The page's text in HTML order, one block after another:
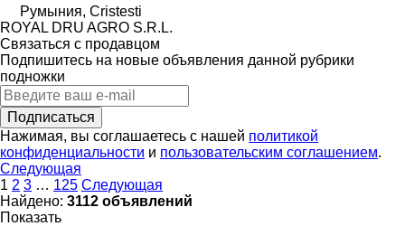
Румыния, Cristesti
ROYAL DRU AGRO S.R.L.
Связаться с продавцом
Подпишитесь на новые объявления данной рубрики
подножки
Подписаться
Нажимая, вы соглашаетесь с нашей политикой
конфиденциальности и пользовательским соглашением.
Следующая
1 2 3 … 125 Следующая
Найдено: 3112 объявлений
Показать